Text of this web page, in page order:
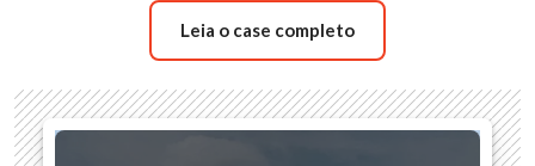
Leia o case completo